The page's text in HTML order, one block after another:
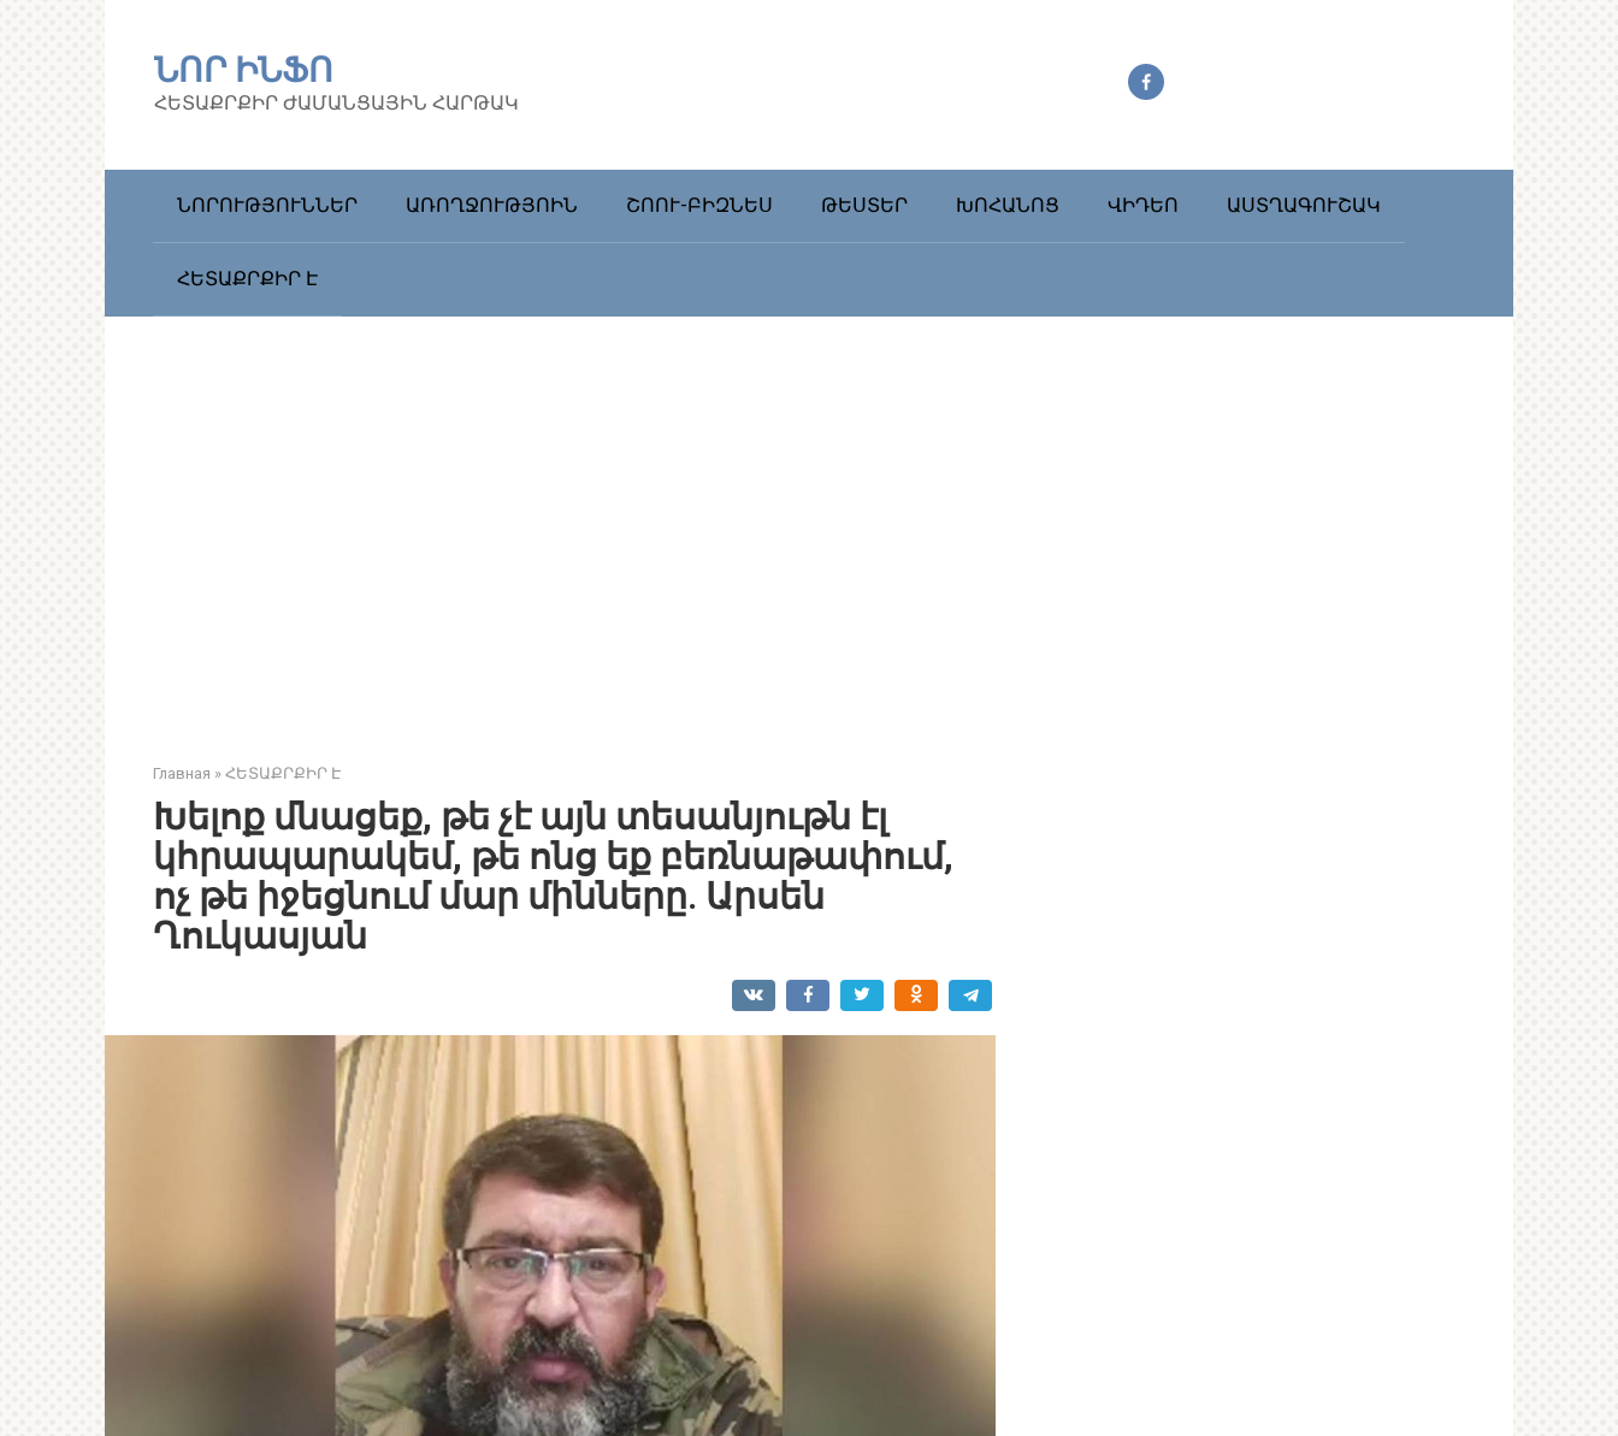
ՆՈՐ ԻՆՖՈ
ՀԵՏԱՔՐՔԻՐ ԺԱՄԱՆՑԱՅԻՆ ՀԱՐԹԱԿ
ՆՈՐՈՒԹՅՈՒՆՆԵՐ ԱՌՈՂՋՈՒԹՅՈԻՆ ՇՈՈՒ-ԲԻԶՆԵՍ ԹԵՍՏԵՐ ԽՈՀԱՆՈՑ ՎԻԴԵՈ ԱՍՏՂԱԳՈՒՇԱԿ
ՀԵՏԱՔՐՔԻՐ Է
Главная » ՀԵՏԱՔՐՔԻՐ Է
Խելոք մնացեք, թե չէ այն տեսանյութն էլ
կհրապարակեմ, թե ոնց եք բեռնաթափում,
ոչ թե իջեցնում մար մինները. Արսեն
Ղուկասյան